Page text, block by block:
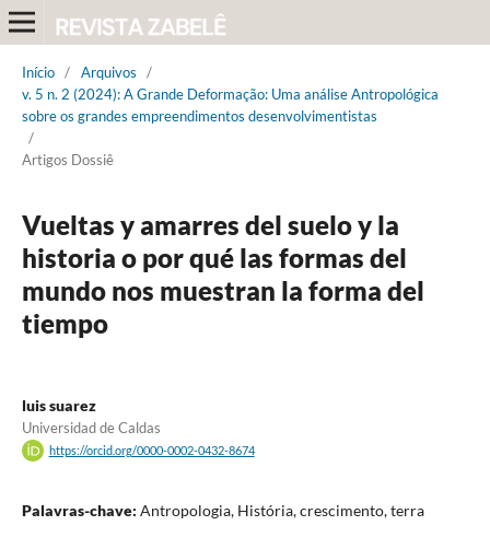
Início / Arquivos
/
v. 5 n. 2 (2024): A Grande Deformação: Uma análise Antropológica
sobre os grandes empreendimentos desenvolvimentistas
/
Artigos Dossiê
Vueltas y amarres del suelo y la
historia o por qué las formas del
mundo nos muestran la forma del
tiempo
luis suarez
Universidad de Caldas
https://orcid.org/0000-0002-0432-8674
Palavras-chave: Antropologia, História, crescimento, terra